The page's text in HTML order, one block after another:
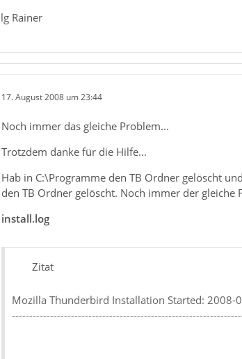
lg Rainer
17. August 2008 um 23:44
Noch immer das gleiche Problem...
Trotzdem danke für die Hilfe...
Hab in C:\Programme den TB Ordner gelöscht
den TB Ordner gelöscht. Noch immer der gleiche
install.log
Zitat
Mozilla Thunderbird Installation Started: 2008-